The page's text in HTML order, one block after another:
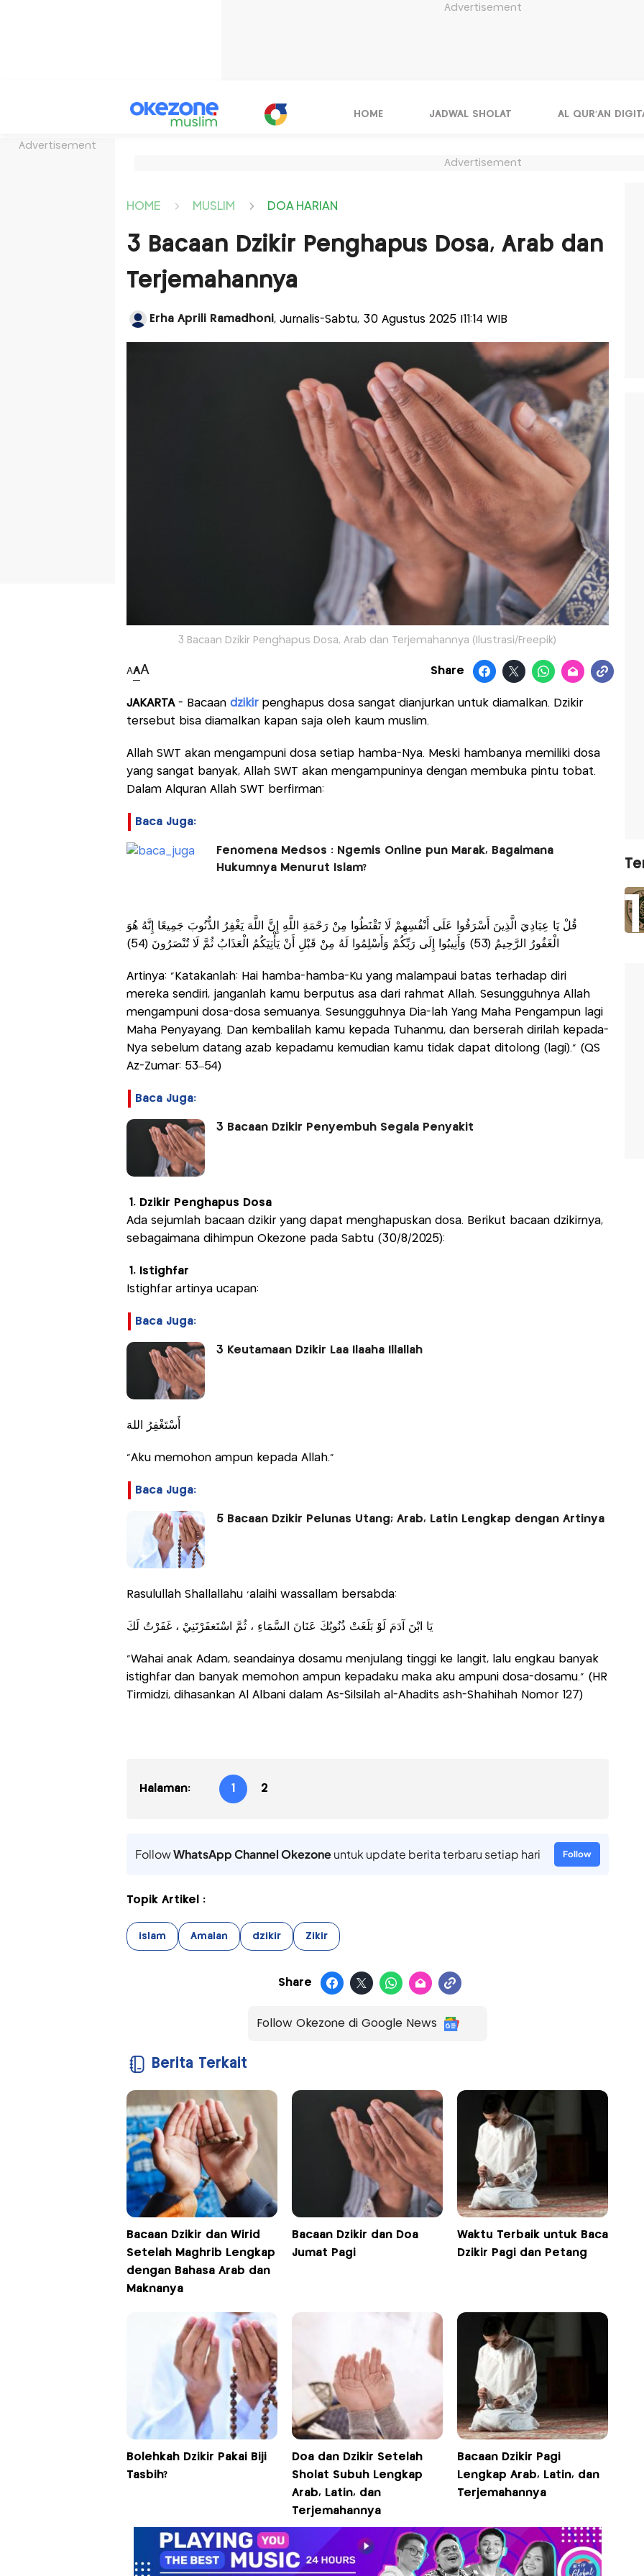
Advertisement
Advertisement
HOME JADWAL SHOLAT AL QUR'AN
Advertisement
HOME MUSLIM DOA HARIAN
3 Bacaan Dzikir Penghapus Dosa, Arab dan
Terjemahannya
Erha Aprili Ramadhoni, Jurnalis-Sabtu, 30 Agustus 2025 |11:14 WIB
3 Bacaan Dzikir Penghapus Dosa, Arab dan Terjemahannya (Ilustrasi/Freepik)
AAA Share
JAKARTA- Bacaan dzikir penghapus dosa sangat dianjurkan untuk diamalkan. Dzikir
tersebut bisa diamalkan kapan saja oleh kaum muslim.
Allah SWT akan mengampuni dosa setiap hamba-Nya. Meski hambanya memiliki dosa
yang sangat banyak, Allah SWT akan mengampuninya dengan membuka pintu tobat.
Dalam Alquran Allah SWT berfirman:
Baca Juga:
Fenomena Medsos : Ngemis Online pun Marak, Bagaimana
Hukumnya Menurut Islam?
قُلْ يَا عِبَادِيَ الَّذِينَ أَسْرَفُوا عَلَى أَنْفُسِهِمْ لَا تَقْنَطُوا مِنْ رَحْمَةِ اللَّهِ إِنَّ اللَّهَ يَغْفِرُ الذُّنُوبَ جَمِيعًا إِنَّهُ هُوَ
الْغَفُورُ الرَّحِيمُ (53) وَأَنِيبُوا إِلَى رَبِّكُمْ وَأَسْلِمُوا لَهُ مِنْ قَبْلِ أَنْ يَأْتِيَكُمُ الْعَذَابُ ثُمَّ لَا تُنْصَرُونَ (54)
Artinya: "Katakanlah: Hai hamba-hamba-Ku yang malampaui batas terhadap diri
mereka sendiri, janganlah kamu berputus asa dari rahmat Allah. Sesungguhnya Allah
mengampuni dosa-dosa semuanya. Sesungguhnya Dia-lah Yang Maha Pengampun lagi
Maha Penyayang. Dan kembalilah kamu kepada Tuhanmu, dan berserah dirilah kepada-
Nya sebelum datang azab kepadamu kemudian kamu tidak dapat ditolong (lagi)." (QS
Az-Zumar: 53–54)
Baca Juga:
3 Bacaan Dzikir Penyembuh Segala Penyakit
1. Dzikir Penghapus Dosa
Ada sejumlah bacaan dzikir yang dapat menghapuskan dosa. Berikut bacaan dzikirnya,
sebagaimana dihimpun Okezone pada Sabtu (30/8/2025):
1. Istighfar
Istighfar artinya ucapan:
Baca Juga:
3 Keutamaan Dzikir Laa Ilaaha Illallah
أَسْتَغْفِرُ اللهَ
"Aku memohon ampun kepada Allah."
Baca Juga:
5 Bacaan Dzikir Pelunas Utang; Arab, Latin Lengkap dengan Artinya
Rasulullah Shallallahu ‘alaihi wassallam bersabda:
يَا ابْنَ آدَمَ لَوْ بَلَغَتْ ذُنُوبُكَ عَنَانَ السَّمَاءِ ، ثُمَّ اسْتَغفَرْتَنِيْ ، غَفَرْتُ لَكَ
"Wahai anak Adam, seandainya dosamu menjulang tinggi ke langit, lalu engkau banyak
istighfar dan banyak memohon ampun kepadaku maka aku ampuni dosa-dosamu." (HR
Tirmidzi, dihasankan Al Albani dalam As-Silsilah al-Ahadits ash-Shahihah Nomor 127)
Halaman: 1 2
FollowWhatsApp Channel Okezoneuntuk update berita terbaru setiap hari Follow
Topik Artikel :
islam Amalan dzikir Zikir
Share
Follow Okezone di Google News
Berita Terkait
Bacaan Dzikir dan Wirid
Setelah Maghrib Lengkap
dengan Bahasa Arab dan
Maknanya
Bacaan Dzikir dan Doa
Jumat Pagi
Waktu Terbaik untuk Baca
Dzikir Pagi dan Petang
Bolehkah Dzikir Pakai Biji
Tasbih?
Doa dan Dzikir Setelah
Sholat Subuh Lengkap
Arab, Latin, dan
Terjemahannya
Bacaan Dzikir Pagi
Lengkap Arab, Latin, dan
Terjemahannya